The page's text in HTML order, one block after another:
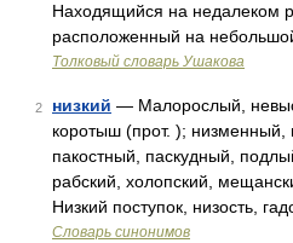
Находящийся на недалеком
расположенный на
Толковый словарь Ушакова
2 низкий — Малорослый,
коротыш (прот. ); низменный,
пакостный, паскудный,
рабский, холопский,
Низкий поступок, низость,
Словарь синонимов